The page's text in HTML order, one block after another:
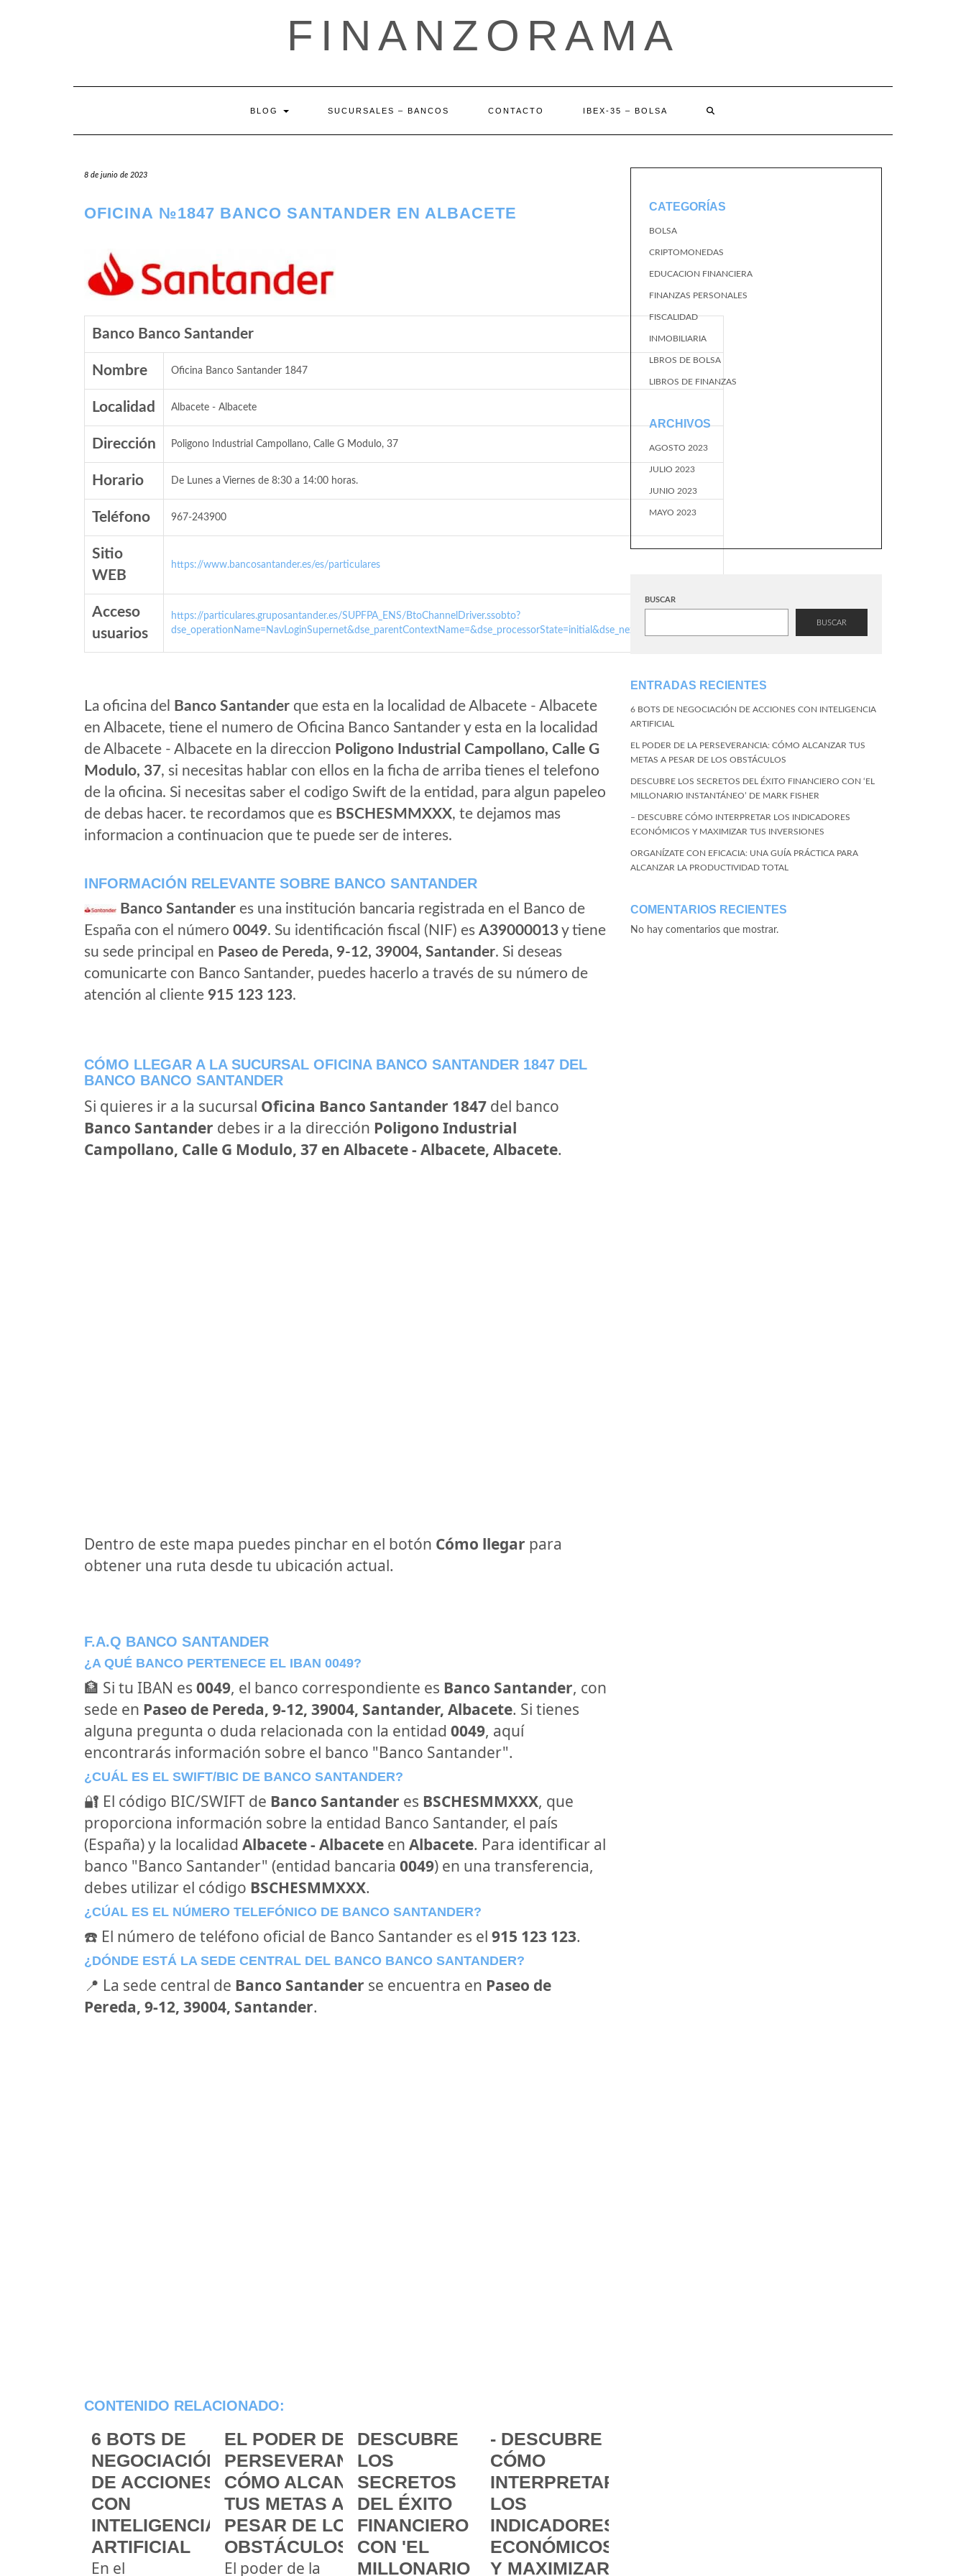
FINANZORAMA
BLOG SUCURSALES – BANCOS CONTACTO IBEX-35 – BOLSA
8 de junio de 2023
OFICINA №1847 BANCO SANTANDER EN ALBACETE
Banco Banco Santander
Nombre Oficina Banco Santander 1847
Localidad Albacete - Albacete
Dirección Poligono Industrial Campollano, Calle G Modulo, 37
Horario De Lunes a Viernes de 8:30 a 14:00 horas.
Teléfono 967-243900
Sitio
WEB
https://www.bancosantander.es/es/particulares
Acceso
usuarios
https://particulares.gruposantander.es/SUPFPA_ENS/BtoChannelDriver.ssobto?
dse_operationName=NavLoginSupernet&dse_parentContextName=&dse_processorState=initial&dse_nextEventName=start
La oficina del Banco Santander que esta en la localidad de Albacete - Albacete
en Albacete, tiene el numero de Oficina Banco Santander y esta en la localidad
de Albacete - Albacete en la direccion Poligono Industrial Campollano, Calle G
Modulo, 37, si necesitas hablar con ellos en la ficha de arriba tienes el telefono
de la oficina. Si necesitas saber el codigo Swift de la entidad, para algun papeleo
de debas hacer. te recordamos que es BSCHESMMXXX, te dejamos mas
informacion a continuacion que te puede ser de interes.
INFORMACIÓN RELEVANTE SOBRE BANCO SANTANDER
Banco Santander es una institución bancaria registrada en el Banco de
España con el número 0049. Su identificación fiscal (NIF) es A39000013y tiene
su sede principal en Paseo de Pereda, 9-12, 39004, Santander. Si deseas
comunicarte con Banco Santander, puedes hacerlo a través de su número de
atención al cliente 915 123 123.
CÓMO LLEGAR A LA SUCURSAL OFICINA BANCO SANTANDER 1847 DEL
BANCO BANCO SANTANDER
Si quieres ir a la sucursal Oficina Banco Santander 1847 del banco
Banco Santander debes ir a la dirección Poligono Industrial
Campollano, Calle G Modulo, 37 en Albacete - Albacete, Albacete.
Dentro de este mapa puedes pinchar en el botón Cómo llegar para
obtener una ruta desde tu ubicación actual.
F.A.Q BANCO SANTANDER
¿A QUÉ BANCO PERTENECE EL IBAN 0049?
🏦 Si tu IBAN es 0049, el banco correspondiente es Banco Santander, con
sede en Paseo de Pereda, 9-12, 39004, Santander, Albacete. Si tienes
alguna pregunta o duda relacionada con la entidad 0049, aquí
encontrarás información sobre el banco "Banco Santander".
¿CUÁL ES EL SWIFT/BIC DE BANCO SANTANDER?
🔐 El código BIC/SWIFT de Banco Santander es BSCHESMMXXX, que
proporciona información sobre la entidad Banco Santander, el país
(España) y la localidad Albacete - Albacete en Albacete. Para identificar al
banco "Banco Santander" (entidad bancaria 0049) en una transferencia,
debes utilizar el código BSCHESMMXXX.
¿CÚAL ES EL NÚMERO TELEFÓNICO DE BANCO SANTANDER?
☎️ El número de teléfono oficial de Banco Santander es el 915 123 123.
¿DÓNDE ESTÁ LA SEDE CENTRAL DEL BANCO BANCO SANTANDER?
📍 La sede central de Banco Santander se encuentra en Paseo de
Pereda, 9-12, 39004, Santander.
CONTENIDO RELACIONADO:
6 BOTS DE
NEGOCIACIÓN
DE ACCIONES
CON
INTELIGENCIA
ARTIFICIAL
En el
EL PODER DE LA
PERSEVERANCIA:
CÓMO ALCANZAR
TUS METAS A
PESAR DE LOS
OBSTÁCULOS
El poder de la
DESCUBRE
LOS
SECRETOS
DEL ÉXITO
FINANCIERO
CON 'EL
MILLONARIO
- DESCUBRE
CÓMO
INTERPRETAR
LOS
INDICADORES
ECONÓMICOS
Y MAXIMIZAR
CATEGORÍAS
BOLSA
CRIPTOMONEDAS
EDUCACION FINANCIERA
FINANZAS PERSONALES
FISCALIDAD
INMOBILIARIA
LBROS DE BOLSA
LIBROS DE FINANZAS
ARCHIVOS
AGOSTO 2023
JULIO 2023
JUNIO 2023
MAYO 2023
BUSCAR
BUSCAR
ENTRADAS RECIENTES
6 BOTS DE NEGOCIACIÓN DE ACCIONES CON INTELIGENCIA
ARTIFICIAL
EL PODER DE LA PERSEVERANCIA: CÓMO ALCANZAR TUS
METAS A PESAR DE LOS OBSTÁCULOS
DESCUBRE LOS SECRETOS DEL ÉXITO FINANCIERO CON ‘EL
MILLONARIO INSTANTÁNEO’ DE MARK FISHER
– DESCUBRE CÓMO INTERPRETAR LOS INDICADORES
ECONÓMICOS Y MAXIMIZAR TUS INVERSIONES
ORGANÍZATE CON EFICACIA: UNA GUÍA PRÁCTICA PARA
ALCANZAR LA PRODUCTIVIDAD TOTAL
COMENTARIOS RECIENTES
No hay comentarios que mostrar.